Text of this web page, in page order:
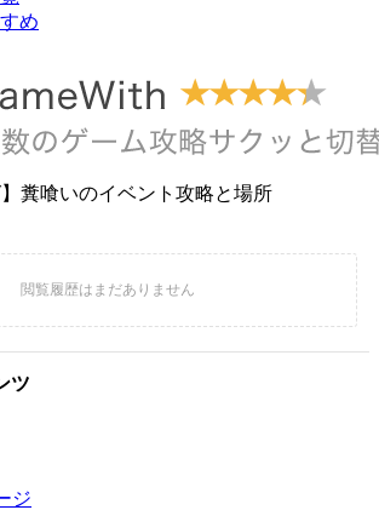
め
】糞喰いのイベント攻略と場所
ツ
ジ